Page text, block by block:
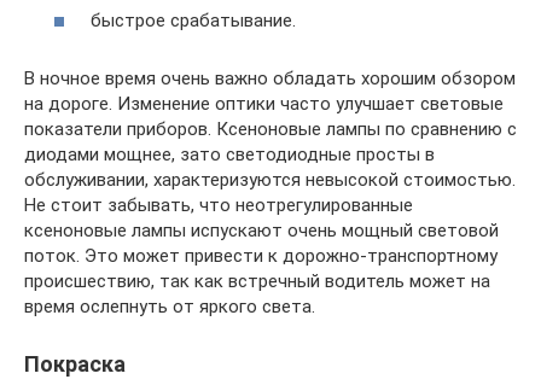
быстрое срабатывание.
В ночное время очень важно обладать хорошим обзором
на дороге. Изменение оптики часто улучшает световые
показатели приборов. Ксеноновые лампы по сравнению с
диодами мощнее, зато светодиодные просты в
обслуживании, характеризуются невысокой стоимостью.
Не стоит забывать, что неотрегулированные
ксеноновые лампы испускают очень мощный световой
поток. Это может привести к дорожно-транспортному
происшествию, так как встречный водитель может на
время ослепнуть от яркого света.
Покраска